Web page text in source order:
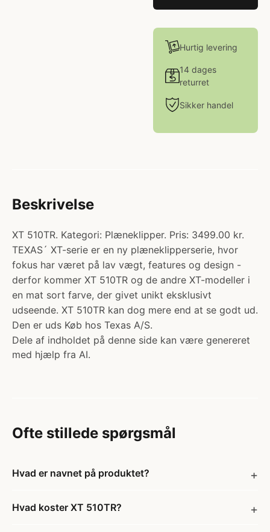
Hurtig levering
14 dages
returret
Sikker handel
Beskrivelse
XT 510TR. Kategori: Plæneklipper. Pris: 3499.00 kr.
TEXAS´ XT-serie er en ny plæneklipperserie, hvor
fokus har været på lav vægt, features og design -
derfor kommer XT 510TR og de andre XT-modeller i
en mat sort farve, der givet unikt eksklusivt
udseende. XT 510TR kan dog mere end at se godt ud.
Den er uds Køb hos Texas A/S.
Dele af indholdet på denne side kan være genereret
med hjælp fra AI.
Ofte stillede spørgsmål
Hvad er navnet på produktet?
Hvad koster XT 510TR?